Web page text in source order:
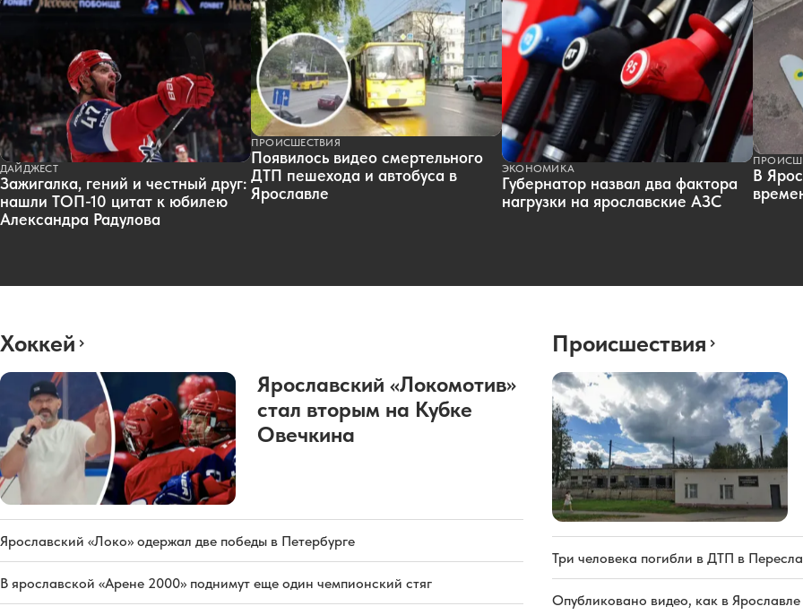
ДАЙДЖЕСТ
Зажигалка, гений и честный друг:
нашли ТОП-10 цитат к юбилею
Александра Радулова
ПРОИСШЕСТВИЯ
Появилось видео смертельного
ДТП пешехода и автобуса в
Ярославле
ЭКОНОМИКА
Губернатор назвал два фактора
нагрузки на ярославские АЗС
В
Хоккей
Ярославский «Локомотив»
стал вторым на Кубке
Овечкина
Ярославский «Локо» одержал две победы в Петербурге
В ярославской «Арене 2000» поднимут еще один чемпионский стяг
Происшествия
Три человека погибли в ДТП в
Опубликовано видео, как в